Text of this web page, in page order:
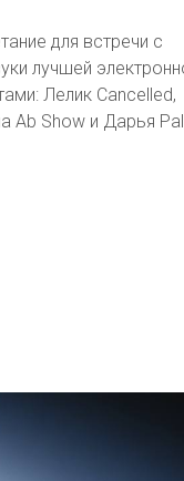
для встречи с
лучшей
Лелик Cancelled,
Ab Show и Дарья